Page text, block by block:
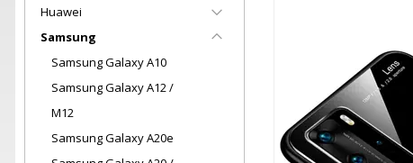
Huawei
Samsung
Samsung Galaxy A10
Samsung Galaxy A12 /
M12
Samsung Galaxy A20e